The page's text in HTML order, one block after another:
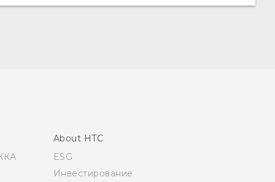
About HTC
ESG
Инвестирование